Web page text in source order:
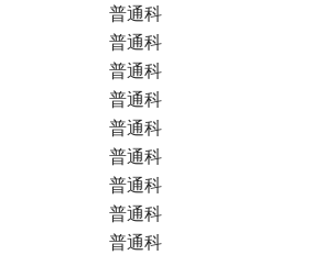
普通科
普通科
普通科
普通科
普通科
普通科
普通科
普通科
普通科